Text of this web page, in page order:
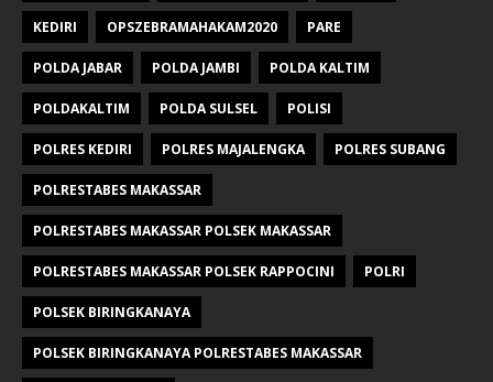
KEDIRI OPSZEBRAMAHAKAM2020 PARE
POLDA JABAR POLDA JAMBI POLDA KALTIM
POLDAKALTIM POLDA SULSEL POLISI
POLRES KEDIRI POLRES MAJALENGKA POLRES SUBANG
POLRESTABES MAKASSAR
POLRESTABES MAKASSAR POLSEK MAKASSAR
POLRESTABES MAKASSAR POLSEK RAPPOCINI POLRI
POLSEK BIRINGKANAYA
POLSEK BIRINGKANAYA POLRESTABES MAKASSAR